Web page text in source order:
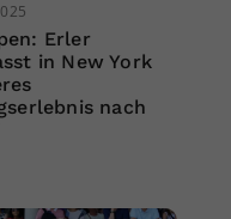
Erler
in New York
nach